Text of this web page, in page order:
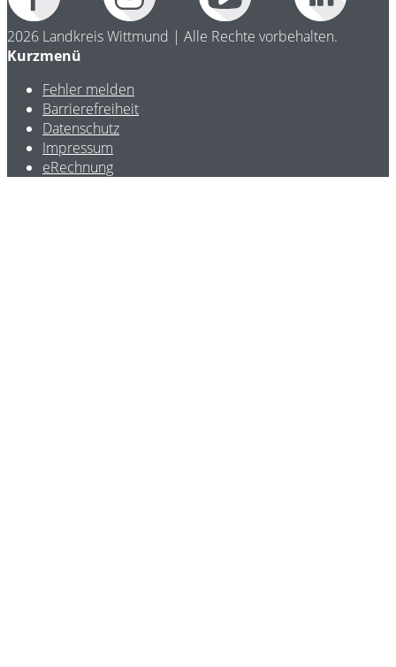
2026 Landkreis Wittmund | Alle Rechte vorbehalten.
Kurzmenü
Fehler melden
Barrierefreiheit
Datenschutz
Impressum
eRechnung